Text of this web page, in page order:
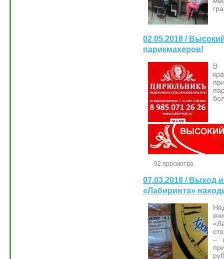
02.05.2018 /
парикмахеров!
В
92 просмотра
07.03.2018 / Выход
«Лабиринта»
–